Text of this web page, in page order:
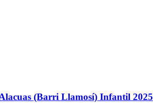
(Barri Llamosí) Infantil 2025